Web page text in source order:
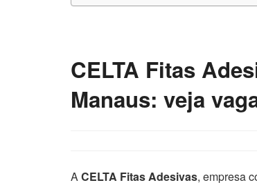
CELTA Fitas
Manaus: veja
ACELTA Fitas Adesivas, empresa